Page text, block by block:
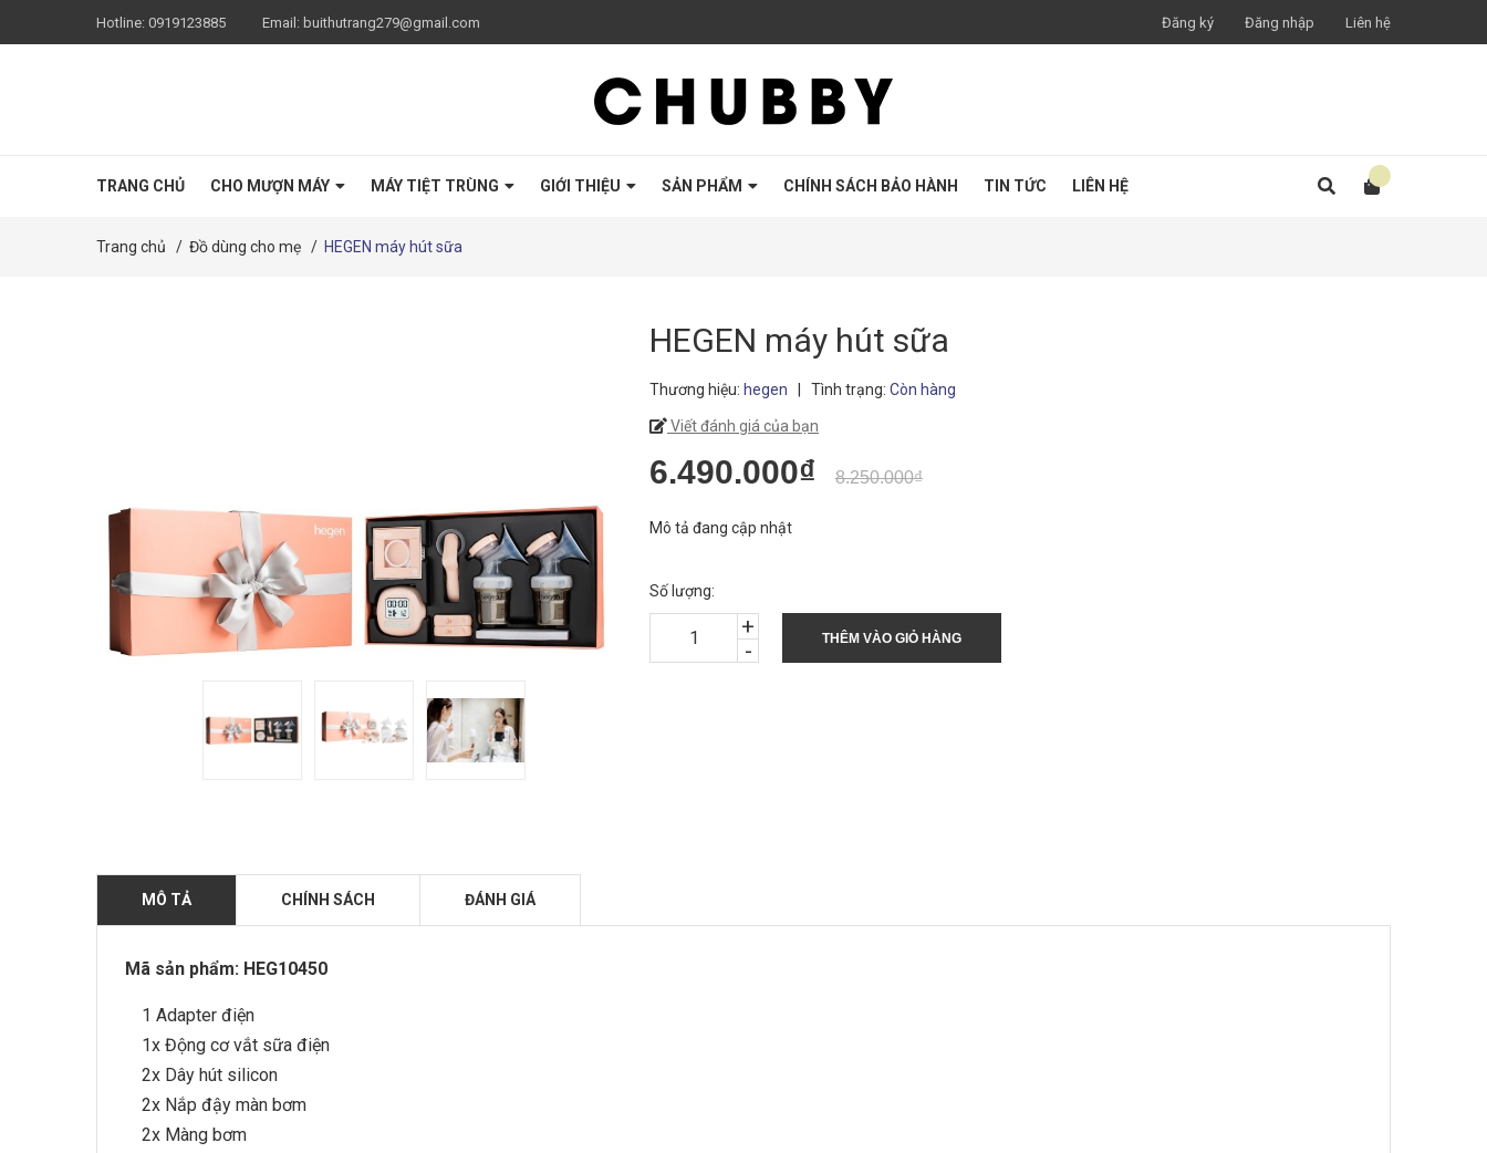
Hotline: 0919123885 Email: buithutrang279@gmail.com Đăng ký Đăng nhập Liên hệ
TRANG CHỦ CHO MƯỢN MÁY MÁY TIỆT TRÙNG GIỚI THIỆU SẢN PHẨM CHÍNH SÁCH BẢO HÀNH TIN TỨC LIÊN HỆ
Trang chủ / Đồ dùng cho mẹ / HEGEN máy hút sữa
HEGEN máy hút sữa
Thương hiệu: hegen Tình trạng: Còn hàng
Viết đánh giá của bạn
6.490.000₫ 8.250.000₫
Mô tả đang cập nhật
Số lượng:
-
+ THÊM VÀO GIỎ HÀNG
MÔ TẢ CHÍNH SÁCH ĐÁNH GIÁ
Mã sản phẩm: HEG10450
1 Adapter điện
1x Động cơ vắt sữa điện
2x Dây hút silicon
2x Nắp đậy màn bơm
2x Màng bơm